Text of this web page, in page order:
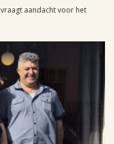
aandacht voor het